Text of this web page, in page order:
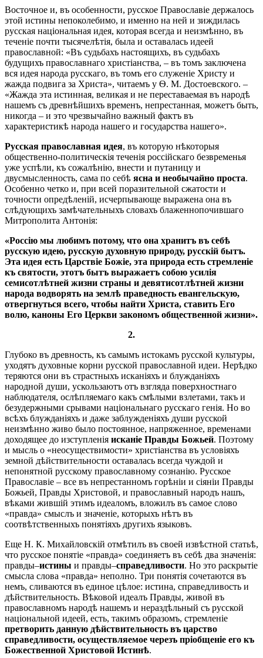
Восточное и, въ особенности, русское Православіе держалось
этой истины непоколебимо, и именно на ней и зиждилась
русская національная идея, которая всегда и неизмѣнно, въ
теченіе почти тысячелѣтія, была и оставалась идеей
православной: «Въ судьбахъ настоящихъ, въ судьбахъ
будущихъ православнаго христіанства, – въ томъ заключена
вся идея народа русскаго, въ томъ его служеніе Христу и
жажда подвига за Христа», читаемъ у Ѳ. М. Достоевского. –
«Жажда эта истинная, великая и не переставаемая въ народѣ
нашемъ съ древнѣйшихъ временъ, непрестанная, можетъ быть,
никогда – и это чрезвычайно важный фактъ въ
характеристикѣ народа нашего и государства нашего».
Русская православная идея, въ которую нѣкоторыя
общественно-политическія теченія россійскаго безвременья
уже успѣли, къ сожалѣнію, внести и путаницу и
двусмысленность, сама по себѣ ясна и необычайно проста.
Особенно четко и, при всей поразительной сжатости и
точности опредѣленій, исчерпывающе выражена она въ
слѣдующихъ замѣчательныхъ словахъ блаженнопочившаго
Митрополита Антонія:
«Россію мы любимъ потому, что она хранитъ въ себѣ
русскую идею, русскую духовную природу, русскій бытъ.
Эта идея есть Царствіе Божіе, эта природа есть стремленіе
къ святости, этотъ бытъ выражаетъ собою усилія
семисотлѣтней жизни страны и девятисотлѣтней жизни
народа водворять на землѣ праведность евангельскую,
отвергнуться всего, чтобы найти Христа, ставить Его
волю, каноны Его Церкви закономъ общественной жизни».
2.
Глубоко въ древность, къ самымъ истокамъ русской культуры,
уходятъ духовные корни русской православной идеи. Нерѣдко
теряются они въ страстныхъ исканіяхъ и блужданіяхъ
народной души, ускользаютъ отъ взгляда поверхностнаго
наблюдателя, ослѣпляемаго какъ смѣлыми взлетами, такъ и
безудержными срывами національнаго русскаго генія. Но во
всѣхъ блужданіяхъ и даже заблужденіяхъ души русской
неизмѣнно живо было постоянное, напряженное, временами
доходящее до изступленія исканіе Правды Божьей. Поэтому
и мысль о «неосуществимости» христіанства въ условіяхъ
земной дѣйствительности оставалась всегда чуждой и
непонятной русскому православному сознанію. Русское
Православіе – все въ непрестанномъ горѣніи и сіяніи Правды
Божьей, Правды Христовой, и православный народъ нашъ,
вѣками жившій этимъ идеаломъ, вложилъ въ самое слово
«правда» смыслъ и значеніе, которыхъ нѣтъ въ
соотвѣтственныхъ понятіяхъ другихъ языковъ.
Еще H. К. Михайловскій отмѣтилъ въ своей извѣстной статьѣ,
что русское понятіе «правда» соединяетъ въ себѣ два значенія:
правды–истины и правды–справедливости. Но это раскрытіе
смысла слова «правда» неполно. Три понятія сочетаются въ
немъ, сливаются въ единое цѣлое: истина, справедливость и
дѣйствительность. Вѣковой идеалъ Правды, живой въ
православномъ народѣ нашемъ и нераздѣльный съ русской
національной идеей, есть, такимъ образомъ, стремленіе
претворить данную дѣйствительность въ царство
справедливости, осуществляемое черезъ пріобщеніе его къ
Божественной Христовой Истинѣ.